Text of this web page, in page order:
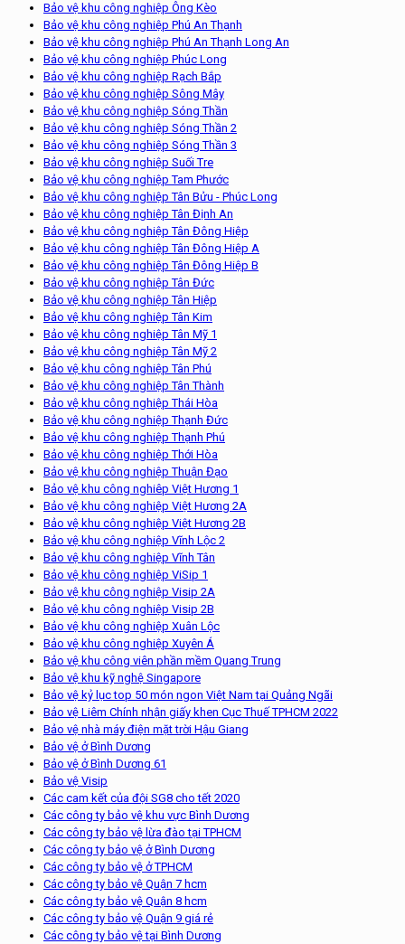
Bảo vệ khu công nghiệp Ông Kèo
Bảo vệ khu công nghiệp Phú An Thạnh
Bảo vệ khu công nghiệp Phú An Thạnh Long An
Bảo vệ khu công nghiệp Phúc Long
Bảo vệ khu công nghiệp Rạch Bắp
Bảo vệ khu công nghiệp Sông Mây
Bảo vệ khu công nghiệp Sóng Thần
Bảo vệ khu công nghiệp Sóng Thần 2
Bảo vệ khu công nghiệp Sóng Thần 3
Bảo vệ khu công nghiệp Suối Tre
Bảo vệ khu công nghiệp Tam Phước
Bảo vệ khu công nghiệp Tân Bửu - Phúc Long
Bảo vệ khu công nghiệp Tân Định An
Bảo vệ khu công nghiệp Tân Đông Hiệp
Bảo vệ khu công nghiệp Tân Đông Hiệp A
Bảo vệ khu công nghiệp Tân Đông Hiệp B
Bảo vệ khu công nghiệp Tân Đức
Bảo vệ khu công nghiệp Tân Hiệp
Bảo vệ khu công nghiệp Tân Kim
Bảo vệ khu công nghiệp Tân Mỹ 1
Bảo vệ khu công nghiệp Tân Mỹ 2
Bảo vệ khu công nghiệp Tân Phú
Bảo vệ khu công nghiệp Tân Thành
Bảo vệ khu công nghiệp Thái Hòa
Bảo vệ khu công nghiệp Thạnh Đức
Bảo vệ khu công nghiệp Thạnh Phú
Bảo vệ khu công nghiệp Thới Hòa
Bảo vệ khu công nghiệp Thuận Đạo
Bảo vệ khu công nghiêp Việt Hương 1
Bảo vệ khu công nghiệp Việt Hương 2A
Bảo vệ khu công nghiệp Việt Hương 2B
Bảo vệ khu công nghiệp Vĩnh Lộc 2
Bảo vệ khu công nghiệp Vĩnh Tân
Bảo vệ khu công nghiệp ViSip 1
Bảo vệ khu công nghiệp Visip 2A
Bảo vệ khu công nghiệp Visip 2B
Bảo vệ khu công nghiệp Xuân Lộc
Bảo vệ khu công nghiệp Xuyên Á
Bảo vệ khu công viên phần mềm Quang Trung
Bảo vệ khu kỹ nghệ Singapore
Bảo vệ kỷ lục top 50 món ngon Việt Nam tại Quảng Ngãi
Bảo vệ Liêm Chính nhận giấy khen Cục Thuế TPHCM 2022
Bảo vệ nhà máy điện mặt trời Hậu Giang
Bảo vệ ở Bình Dương
Bảo vệ ở Bình Dương 61
Bảo vệ Visip
Các cam kết của đội SG8 cho tết 2020
Các công ty bảo vệ khu vực Bình Dương
Các công ty bảo vệ lừa đào tại TPHCM
Các công ty bảo vệ ở Bình Dương
Các công ty bảo vệ ở TPHCM
Các công ty bảo vệ Quận 7 hcm
Các công ty bảo vệ Quận 8 hcm
Các công ty bảo vệ Quận 9 giá rẻ
Các công ty bảo vệ tại Bình Dương